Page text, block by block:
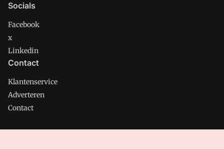
Socials
Facebook
x
Linkedin
Contact
Klantenservice
Adverteren
Contact